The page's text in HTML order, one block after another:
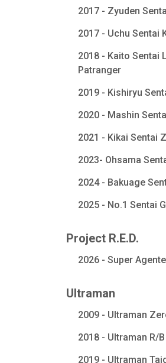
2017 - Zyuden
2017 - Uchu Sentai
2018 - Kaito Sentai
Patranger
2019 - Kishiryu
2020 - Mashin
2021 - Kikai Sentai
2023- Ohsama
2024 - Bakuage
2025 - No.1 Sentai
Project R.E.D.
2026 - Super
Ultraman
2009 - Ultraman
2018 - Ultraman R/B
2019 - Ultraman